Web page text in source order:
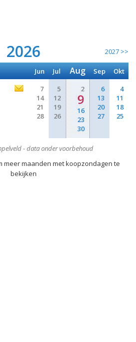
2026 2027 >>
- data onder voorbehoud
Jun Jul Aug Sep
Okt
7
14
21
28
5
12
19
26
2
9
16
23
30
6
13
20
27
4
11
18
25
meer maanden met koopzondagen te
bekijken